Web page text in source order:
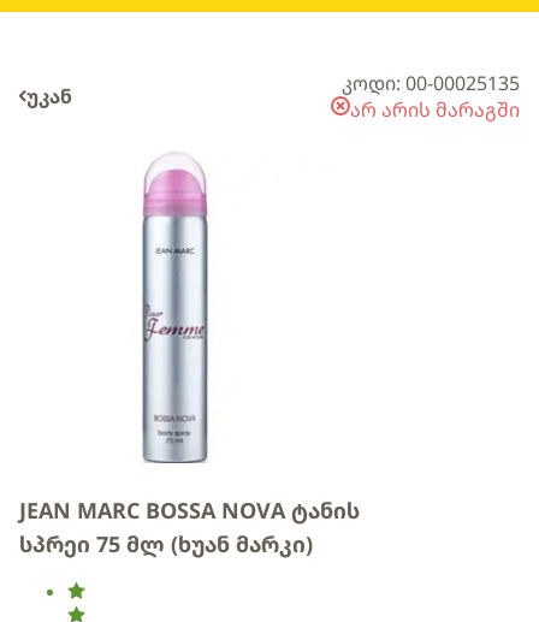
უკან
კოდი: 00-00025135
არ არის მარაგში
JEAN MARC BOSSA NOVA ტანის
სპრეი 75 მლ (ხუან მარკი)